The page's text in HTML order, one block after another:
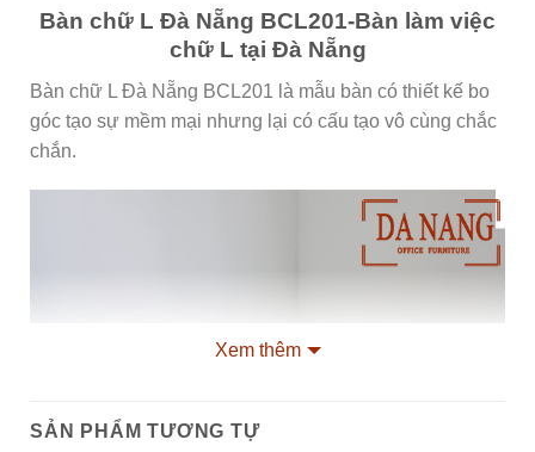
Bàn chữ L Đà Nẵng BCL201-Bàn làm việc
chữ L tại Đà Nẵng
Bàn chữ L Đà Nẵng BCL201 là mẫu bàn có thiết kế bo
góc tạo sự mềm mại nhưng lại có cấu tạo vô cùng chắc
chắn.
Xem thêm
SẢN PHẨM TƯƠNG TỰ